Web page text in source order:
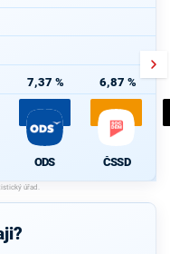
7,37 %
ODS
6,87 %
ČSSD